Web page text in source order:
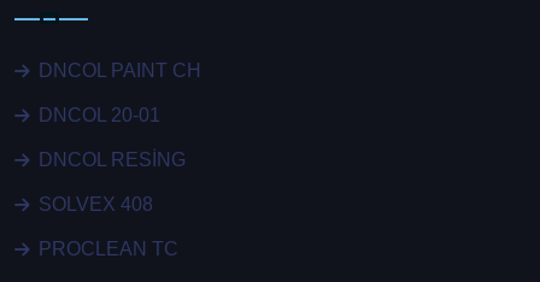
DNCOL PAINT CH
DNCOL 20-01
DNCOL RESİNG
SOLVEX 408
PROCLEAN TC